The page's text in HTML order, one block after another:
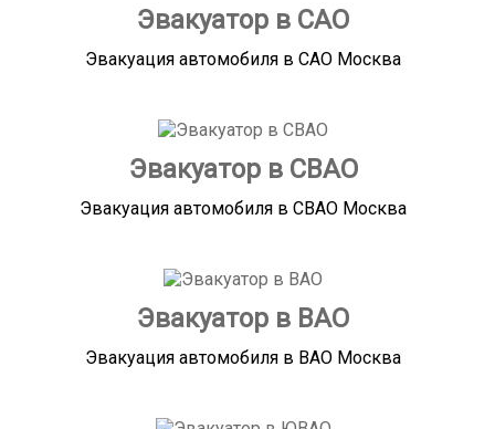
Эвакуатор в САО
Эвакуация автомобиля в САО Москва
Эвакуатор в СВАО
Эвакуация автомобиля в СВАО Москва
Эвакуатор в ВАО
Эвакуация автомобиля в ВАО Москва